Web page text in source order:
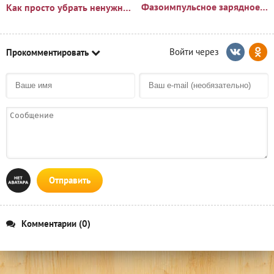
Как просто убрать ненужный пень?🪵 Фазоимпульсное зарядное устройство своими руками
Прокомментировать
Отправить
Комментарии (0)